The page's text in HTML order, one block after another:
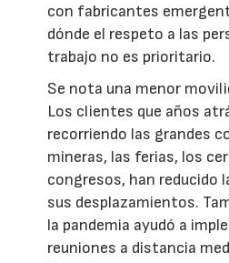
con fabricantes
dónde el respeto a las
trabajo no es prioritario.
Se nota una menor
Los clientes que años
recorriendo las grandes
mineras, las ferias, los
congresos, han reducido
sus desplazamientos.
la pandemia ayudó a
reuniones a distancia